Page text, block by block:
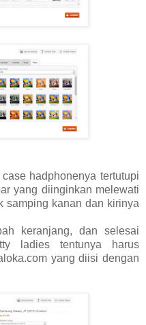
hadphonenya tertutupi
yang diinginkan melewati
samping kanan dan kirinya
keranjang, dan selesai
ladies tentunya harus
yang diisi dengan